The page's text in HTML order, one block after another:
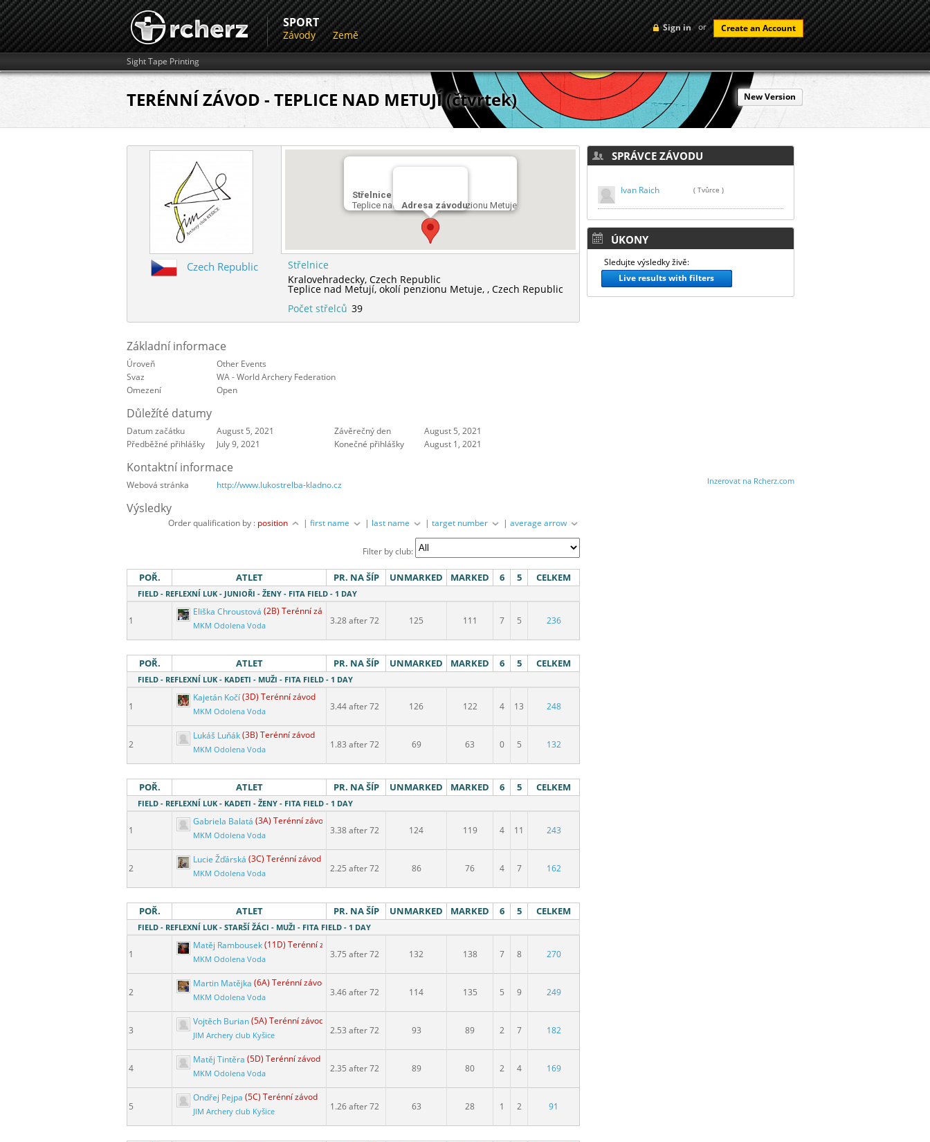
Sign in or Create an Account
SPORT
Závody Země
Sight Tape Printing
TERÉNNÍ ZÁVOD - TEPLICE NAD METUJÍ (čtvrtek) New Version
Adresa závodu
Střelnice
Teplice nad Metují, okolí penzionu Metuje
Czech Republic
Střelnice
Kralovehradecky,Czech Republic
Teplice nad Metují, okolí penzionu Metuje,,Czech Republic
Počet střelců 39
Základní informace
Úroveň
Other Events
Svaz
WA - World Archery Federation
Omezení
Open
Důležíté datumy
Datum začátku August 5, 2021 Závěrečný den
August 5, 2021
Předběžné přihlášky
July 9, 2021 Konečné přihlášky August 1, 2021
Kontaktní informace
Webová stránka http://www.lukostrelba-kladno.cz
Výsledky
Order qualification by : position |first name | last name |target number |average arrow
Filter by club:
POŘ. ATLET PR. NA ŠÍP UNMARKED MARKED 6 5 CELKEM
FIELD - REFLEXNÍ LUK - JUNIOŘI - ŽENY - FITA FIELD - 1 DAY
1
Eliška Chroustová (2B) Terénní závod
MKM Odolena Voda 3.28 after 72 125 111 7 5 236
POŘ. ATLET PR. NA ŠÍP UNMARKED MARKED 6 5 CELKEM
FIELD - REFLEXNÍ LUK - KADETI - MUŽI - FITA FIELD - 1 DAY
1
Kajetán Kočí(3D) Terénní závod
MKM Odolena Voda 3.44 after 72 126 122 4 13 248
2
Lukáš Luňák(3B) Terénní závod
MKM Odolena Voda 1.83 after 72 69 63 0 5 132
POŘ. ATLET PR. NA ŠÍP UNMARKED MARKED 6 5 CELKEM
FIELD - REFLEXNÍ LUK - KADETI - ŽENY - FITA FIELD - 1 DAY
1
Gabriela Balatá (3A) Terénní závod
MKM Odolena Voda 3.38 after 72 124 119 4 11 243
2
Lucie Žďárská (3C) Terénní závod
MKM Odolena Voda 2.25 after 72 86 76 4 7 162
POŘ. ATLET PR. NA ŠÍP UNMARKED MARKED 6 5 CELKEM
FIELD - REFLEXNÍ LUK - STARŠÍ ŽÁCI - MUŽI - FITA FIELD - 1 DAY
1
Matěj Rambousek(11D) Terénní závod
MKM Odolena Voda 3.75 after 72 132 138 7 8 270
2
Martin Matějka (6A) Terénní závod
MKM Odolena Voda 3.46 after 72 114 135 5 9 249
3
Vojtěch Burian(5A) Terénní závod
JIM Archery club Kyšice 2.53 after 72 93 89 2 7 182
4
Matěj Tintěra (5D) Terénní závod
MKM Odolena Voda 2.35 after 72 89 80 2 4 169
5
Ondřej Pejpa (5C) Terénní závod
JIM Archery club Kyšice 1.26 after 72 63 28 1 2 91
SPRÁVCE ZÁVODU
Ivan Raich ( Tvůrce )
ÚKONY
Sledujte výsledky živě:
Live results with filters
Inzerovat na Rcherz.com